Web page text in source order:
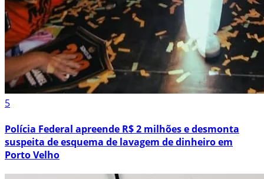
5
Polícia Federal apreende R$ 2 milhões e desmonta
suspeita de esquema de lavagem de dinheiro em
Porto Velho